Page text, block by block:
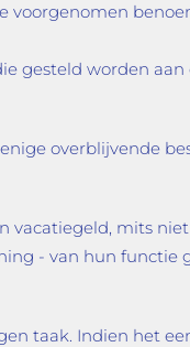
voorgenomen
gesteld worden aan
overblijvende
vacatiegeld, mits niet
- van hun functie
taak. Indien het